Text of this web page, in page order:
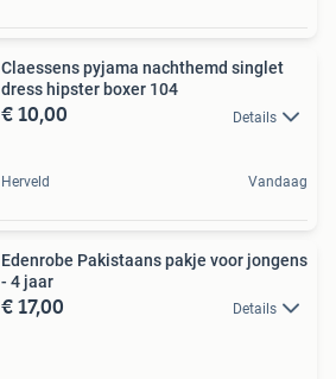
Claessens pyjama nachthemd singlet
dress hipster boxer 104
€ 10,00 Details
Herveld Vandaag
Edenrobe Pakistaans pakje voor jongens
- 4 jaar
€ 17,00 Details